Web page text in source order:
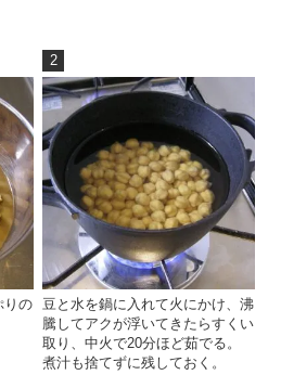
りの
2
豆と水を鍋に入れて火にかけ、沸
騰してアクが浮いてきたらすくい
取り、中火で20分ほど茹でる。
煮汁も捨てずに残しておく。